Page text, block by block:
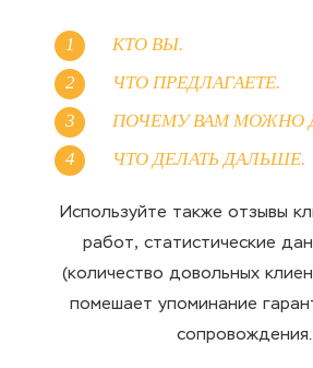
КТО ВЫ.
ЧТО ПРЕДЛАГАЕТЕ.
ПОЧЕМУ ВАМ МОЖНО
ЧТО ДЕЛАТЬ ДАЛЬШЕ.
Используйте также отзывы
работ, статистические
(количество довольных
помешает упоминание
сопровождения.